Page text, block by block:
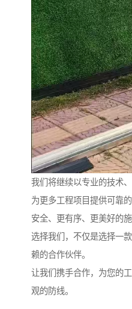
我们将继续以专业的技术
为更多工程项目提供可靠
安全、更有序、更美好的施
选择我们，不仅是选择一
赖的合作伙伴。
让我们携手合作，为您的
观的防线。